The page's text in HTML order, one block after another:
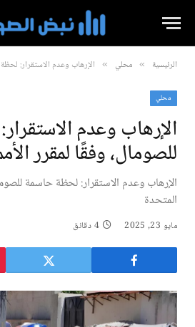
الرئيسية » محلي » الإرهاب وعدم الاستقرار: لحظة
محلي
الإرهاب وعدم
للصومال، وفقًا لمقرر
الإرهاب وعدم الاستقرار: لحظة حاسمة
المتحدة
مايو 23, 2025 4 دقائق